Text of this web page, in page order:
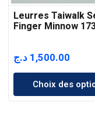
Leurres Taiwalk
Finger Minnow
1,500.00 د.ج
Choix des